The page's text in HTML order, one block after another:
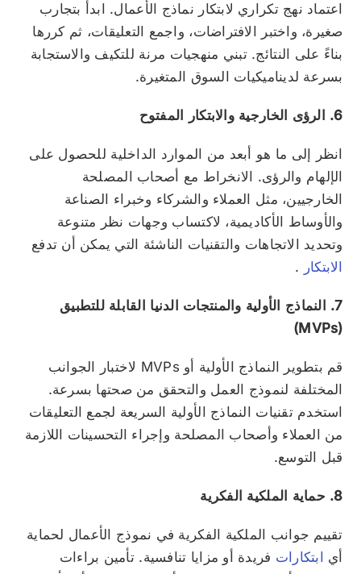
اعتماد نهج تكراري لابتكار نماذج الأعمال. ابدأ بتجارب
صغيرة، واختبر الافتراضات، واجمع التعليقات، ثم كررها
بناءً على النتائج. تبني منهجيات مرنة للتكيف والاستجابة
بسرعة لديناميكيات السوق المتغيرة.
6. الرؤى الخارجية والابتكار المفتوح
انظر إلى ما هو أبعد من الموارد الداخلية للحصول على
الإلهام والرؤى. الانخراط مع أصحاب المصلحة
الخارجيين، مثل العملاء والشركاء وخبراء الصناعة
والأوساط الأكاديمية، لاكتساب وجهات نظر متنوعة
وتحديد الاتجاهات والتقنيات الناشئة التي يمكن أن تدفع
الابتكار .
7. النماذج الأولية والمنتجات الدنيا القابلة للتطبيق
(MVPs)
قم بتطوير النماذج الأولية أو MVPs لاختبار الجوانب
المختلفة لنموذج العمل والتحقق من صحتها بسرعة.
استخدم تقنيات النماذج الأولية السريعة لجمع التعليقات
من العملاء وأصحاب المصلحة وإجراء التحسينات اللازمة
قبل التوسع.
8. حماية الملكية الفكرية
تقييم جوانب الملكية الفكرية في نموذج الأعمال لحماية
أي
ابتكارات فريدة أو مزايا تنافسية. تأمين براءات